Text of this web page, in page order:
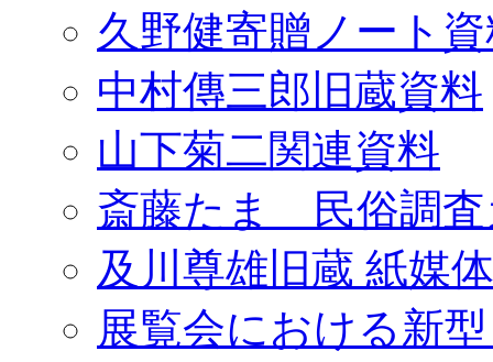
久野健寄贈ノート
中村傳三郎旧蔵資料
山下菊二関連資料
斎藤たま 民俗調査
及川尊雄旧蔵 紙媒
展覧会における新